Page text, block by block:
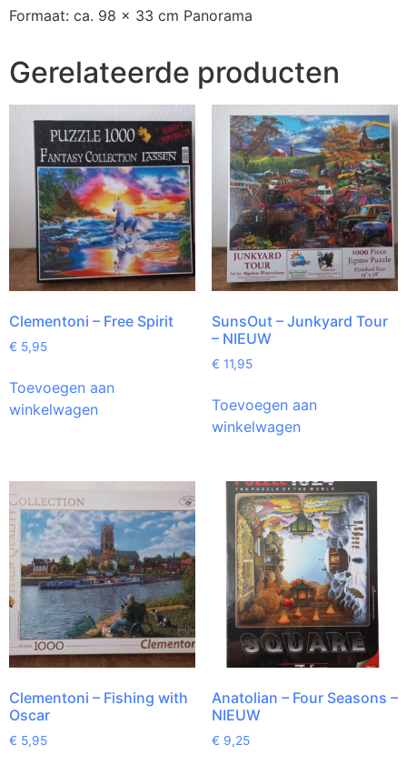
Formaat: ca. 98 x 33 cm Panorama
Gerelateerde producten
Clementoni – Free Spirit
€ 5,95
Toevoegen aan
winkelwagen
SunsOut – Junkyard Tour
– NIEUW
€ 11,95
Toevoegen aan
winkelwagen
Clementoni – Fishing with
Oscar
€ 5,95
Anatolian – Four Seasons –
NIEUW
€ 9,25